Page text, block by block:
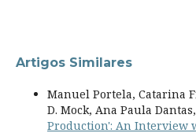
Artigos Similares
Manuel Portela, Catarina
D. Mock, Ana Paula Dantas,
Production': An Interview